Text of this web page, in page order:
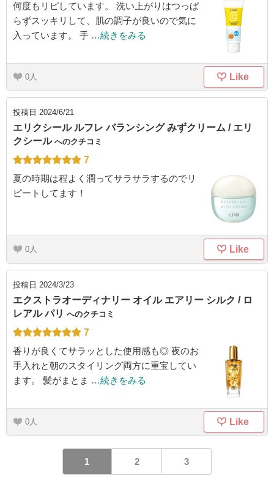
何度もリピしています。 洗い上がりはつっぱ
らずスッキリして、肌の調子が良いので気に
入っています。 手 …続きをみる
0 Like
投稿日 2024/6/21
エリクシール ルフレ バランシング みずクリーム / エリ
クシール へのクチコミ
7
夏の時期は程よく潤ってサラサラするのでリ
ピートしてます！
0 Like
投稿日 2024/3/23
エクストラオーディナリー オイル エアリー シルク / ロ
レアル パリ へのクチコミ
7
香りが良くてサラッとした使用感も◎ 夜のお
手入れと朝のスタイリング両方に重宝してい
ます。 髪がまとま …続きをみる
0 Like
1 2 3